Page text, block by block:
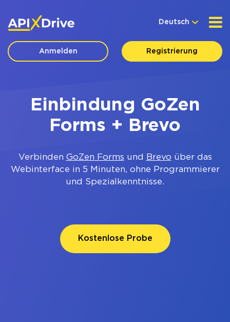
Deutsch
Anmelden Registrierung
Einbindung GoZen
Forms + Brevo
Verbinden GoZen Forms und Brevo über das
Webinterface in 5 Minuten, ohne Programmierer
und Spezialkenntnisse.
Kostenlose Probe